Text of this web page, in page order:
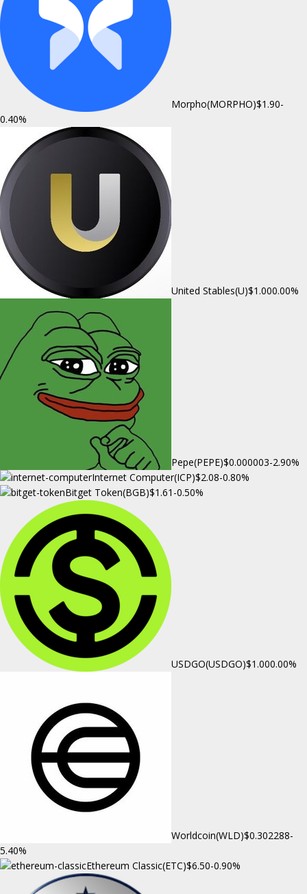
Morpho(MORPHO)$1.90-
0.40%
United Stables(U)$1.000.00%
Pepe(PEPE)$0.000003-2.90%
Internet Computer(ICP)$2.08-0.80%
Bitget Token(BGB)$1.61 -0.50%
USDGO(USDGO)$1.000.00%
Worldcoin(WLD)$0.302288-
5.40%
Ethereum Classic(ETC)$6.50-0.90%